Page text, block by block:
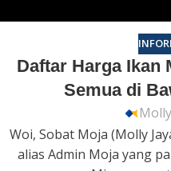
Daftar Harga Ikan
Semua di
Woi, Sobat Moja (Molly
alias Admin Moja yang